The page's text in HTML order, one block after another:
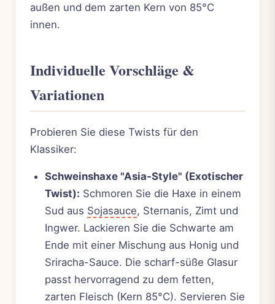
außen und dem zarten Kern von 85°C
innen.
Individuelle Vorschläge &
Variationen
Probieren Sie diese Twists für den
Klassiker:
Schweinshaxe "Asia-Style" (Exotischer
Twist): Schmoren Sie die Haxe in einem
Sud aus Sojasauce, Sternanis, Zimt und
Ingwer. Lackieren Sie die Schwarte am
Ende mit einer Mischung aus Honig und
Sriracha-Sauce. Die scharf-süße Glasur
passt hervorragend zu dem fetten,
zarten Fleisch (Kern 85°C). Servieren Sie